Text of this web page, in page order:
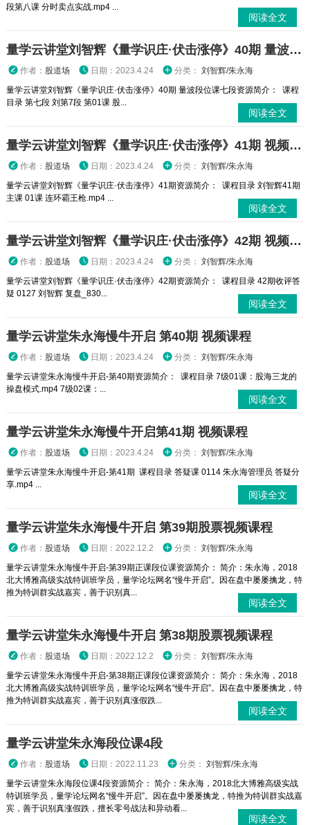
段第八课 分时卖点实战.mp4 ...
阅读全文
量学云讲堂刘智辉《量学识庄·伏击涨停》40期 量波段位课七段 视频课程
作者： 股道场 日期：2023.4.24 分类： 刘智辉/朱永海
量学云讲堂刘智辉《量学识庄·伏击涨停》40期 量波段位课七段资源简介： 课程
目录 第七段 刘第7段 第01课 股...
阅读全文
量学云讲堂刘智辉《量学识庄·伏击涨停》41期 视频课程
作者： 股道场 日期：2023.4.24 分类： 刘智辉/朱永海
量学云讲堂刘智辉《量学识庄·伏击涨停》41期资源简介： 课程目录 刘智辉41期
主课 01课 连环霸王枪.mp4 ...
阅读全文
量学云讲堂刘智辉《量学识庄·伏击涨停》42期 视频课程
作者： 股道场 日期：2023.4.24 分类： 刘智辉/朱永海
量学云讲堂刘智辉《量学识庄·伏击涨停》42期资源简介： 课程目录 42期收评答
疑 0127 刘智辉 复盘_830...
阅读全文
量学云讲堂朱永海慢牛开启 第40期 视频课程
作者： 股道场 日期：2023.4.24 分类： 刘智辉/朱永海
量学云讲堂朱永海慢牛开启-第40期资源简介： 课程目录 7级01课：股海三龙的
操盘模式.mp4 7级02课：...
阅读全文
量学云讲堂朱永海慢牛开启第41期 视频课程
作者： 股道场 日期：2023.4.24 分类： 刘智辉/朱永海
量学云讲堂朱永海慢牛开启-第41期 课程目录 答疑课 0114 朱永海管理员 答疑分
享.mp4 ...
阅读全文
量学云讲堂朱永海慢牛开启 第39期股票视频课程
作者： 股道场 日期：2022.12.2 分类： 刘智辉/朱永海
量学云讲堂朱永海慢牛开启-第39期正课段位课资源简介： 简介：朱永海，2018
北大博雅高级实战特训班学员，量学论坛网名“慢牛开启”。因在盘中屡屡擒龙，特
推为特训群实战嘉宾，善于识别真...
阅读全文
量学云讲堂朱永海慢牛开启 第38期股票视频课程
作者： 股道场 日期：2022.12.2 分类： 刘智辉/朱永海
量学云讲堂朱永海慢牛开启-第38期正课段位课资源简介： 简介：朱永海，2018
北大博雅高级实战特训班学员，量学论坛网名“慢牛开启”。因在盘中屡屡擒龙，特
推为特训群实战嘉宾，善于识别真涨假跌...
阅读全文
量学云讲堂朱永海段位课4段
作者： 股道场 日期：2022.11.23 分类： 刘智辉/朱永海
量学云讲堂朱永海段位课4段资源简介： 简介：朱永海，2018北大博雅高级实战
特训班学员，量学论坛网名“慢牛开启”。因在盘中屡屡擒龙，特推为特训群实战嘉
宾，善于识别真涨假跌，擅长零号战法和异动看...
阅读全文